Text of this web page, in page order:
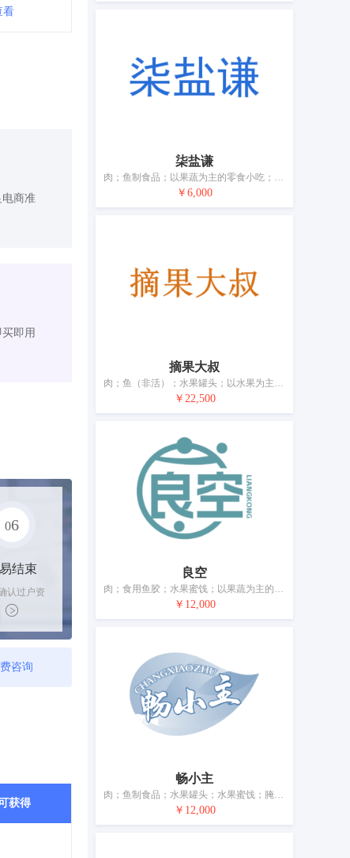
看
商准
即用
06
结束
认过户资
平台解冻
支付卖家
咨询
获得
柒盐谦
肉；鱼制食品；以果蔬为主的零食小吃；水果果酱；汤；蛋；奶昔；食用油；烹饪用果胶；豆腐制品
￥6,000
摘果大叔
肉；鱼（非活）；水果罐头；以水果为主的零食小吃；腌制蔬菜；蛋；牛奶制品；食用油；加工过的坚果；豆腐制品
￥22,500
良空
肉；食用鱼胶；水果蜜饯；以果蔬为主的零食小吃；腌制蔬菜；酸奶；食用油；加工过的坚果；干食用菌；豆腐制品
￥12,000
畅小主
肉；鱼制食品；水果罐头；水果蜜饯；腌制蔬菜；蛋；奶制品；食用油；加工过的坚果；干食用菌
￥12,000